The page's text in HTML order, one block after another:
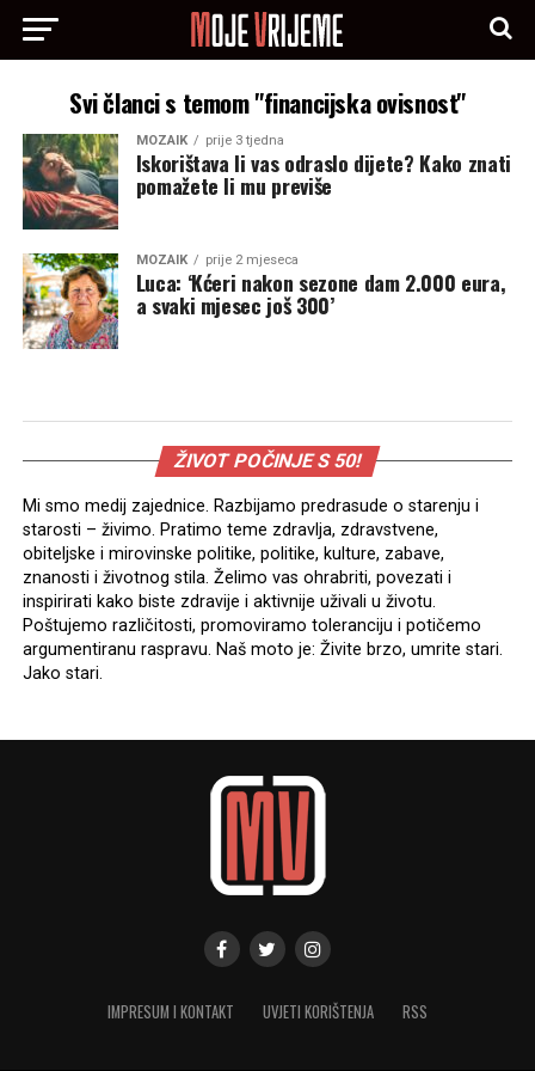
Svi članci s temom "financijska ovisnost"
MOZAIK prije 3 tjedna
Iskorištava li vas odraslo dijete? Kako znati
pomažete li mu previše
MOZAIK prije 2 mjeseca
Luca: ‘Kćeri nakon sezone dam 2.000 eura,
a svaki mjesec još 300’
ŽIVOT POČINJE S 50!
Mi smo medij zajednice. Razbijamo predrasude o starenju i
starosti – živimo. Pratimo teme zdravlja, zdravstvene,
obiteljske i mirovinske politike, politike, kulture, zabave,
znanosti i životnog stila. Želimo vas ohrabriti, povezati i
inspirirati kako biste zdravije i aktivnije uživali u životu.
Poštujemo različitosti, promoviramo toleranciju i potičemo
argumentiranu raspravu. Naš moto je: Živite brzo, umrite stari.
Jako stari.
IMPRESUM I KONTAKT UVJETI KORIŠTENJA RSS